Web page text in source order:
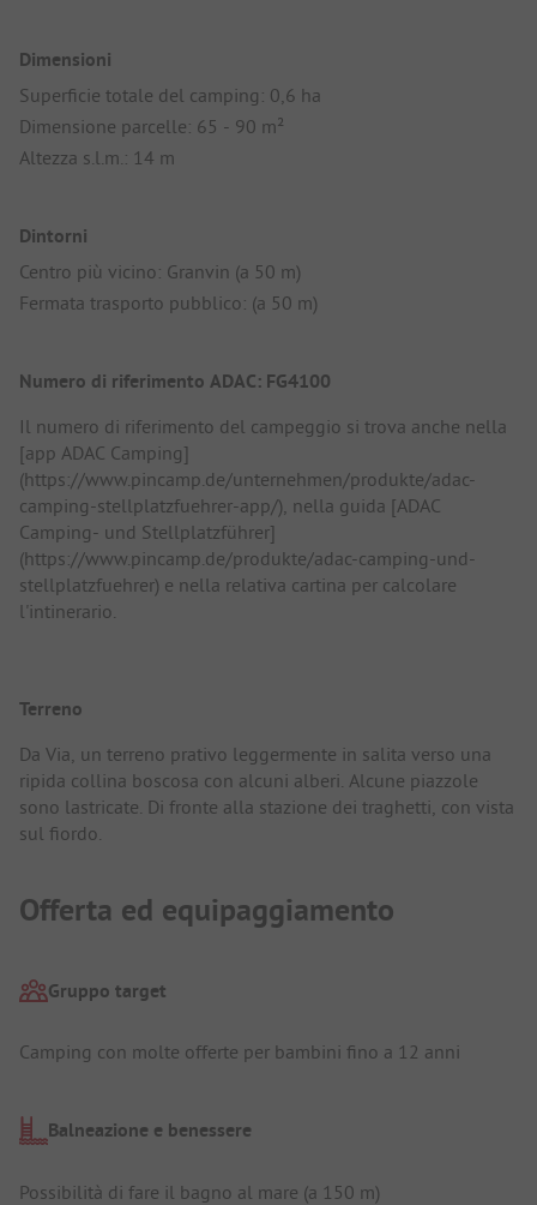
Dimensioni
Superficie totale del camping: 0,6 ha
Dimensione parcelle: 65 - 90 m²
Altezza s.l.m.: 14 m
Dintorni
Centro più vicino: Granvin (a 50 m)
Fermata trasporto pubblico: (a 50 m)
Numero di riferimento ADAC: FG4100
Il numero di riferimento del campeggio si trova anche nella
[app ADAC Camping]
(https://www.pincamp.de/unternehmen/produkte/adac-
camping-stellplatzfuehrer-app/), nella guida [ADAC
Camping- und Stellplatzführer]
(https://www.pincamp.de/produkte/adac-camping-und-
stellplatzfuehrer) e nella relativa cartina per calcolare
l'intinerario.
Terreno
Da Via, un terreno prativo leggermente in salita verso una
ripida collina boscosa con alcuni alberi. Alcune piazzole
sono lastricate. Di fronte alla stazione dei traghetti, con vista
sul fiordo.
Offerta ed equipaggiamento
Gruppo target
Camping con molte offerte per bambini fino a 12 anni
Balneazione e benessere
Possibilità di fare il bagno al mare (a 150 m)